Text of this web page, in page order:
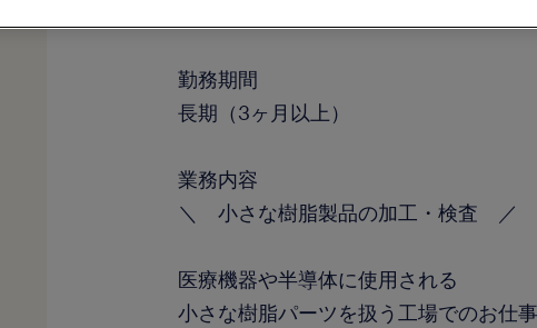
勤務期間
長期（3ヶ月以上）
業務内容
＼ 小さな樹脂製品の加工・検査 ／
医療機器や半導体に使用される
小さな樹脂パーツを扱う工場でのお仕